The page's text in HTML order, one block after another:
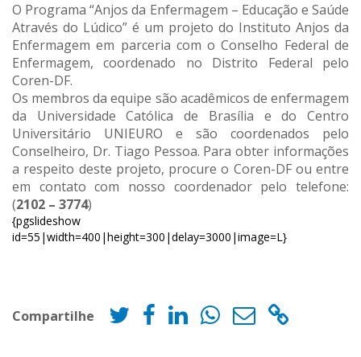
O Programa “Anjos da Enfermagem – Educação e Saúde
Através do Lúdico” é um projeto do Instituto Anjos da
Enfermagem em parceria com o Conselho Federal de
Enfermagem, coordenado no Distrito Federal pelo
Coren-DF.
Os membros da equipe são acadêmicos de enfermagem
da Universidade Católica de Brasília e do Centro
Universitário UNIEURO e são coordenados pelo
Conselheiro, Dr. Tiago Pessoa. Para obter informações
a respeito deste projeto, procure o Coren-DF ou entre
em contato com nosso coordenador pelo telefone:
(2102 – 3774)
{pgslideshow
id=55|width=400|height=300|delay=3000|image=L}
Compartilhe